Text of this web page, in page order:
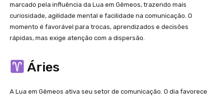
marcado pela influência da Lua em Gêmeos, trazendo mais
curiosidade, agilidade mental e facilidade na comunicação. O
momento é favorável para trocas, aprendizados e decisões
rápidas, mas exige atenção com a dispersão.
Áries
A Lua em Gêmeos ativa seu setor de comunicação. O dia favorece